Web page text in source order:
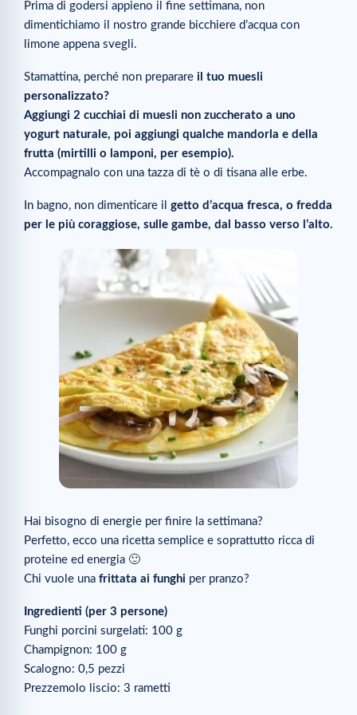
Prima di godersi appieno il fine settimana, non
dimentichiamo il nostro grande bicchiere d’acqua con
limone appena svegli.
Stamattina, perché non preparare il tuo muesli
personalizzato?
Aggiungi 2 cucchiai di muesli non zuccherato a uno
yogurt naturale, poi aggiungi qualche mandorla e della
frutta (mirtilli o lamponi, per esempio).
Accompagnalo con una tazza di tè o di tisana alle erbe.
In bagno, non dimenticare il getto d’acqua fresca, o fredda
per le più coraggiose, sulle gambe, dal basso verso l’alto.
Hai bisogno di energie per finire la settimana?
Perfetto, ecco una ricetta semplice e soprattutto ricca di
proteine ed energia 🙂
Chi vuole una frittata ai funghi per pranzo?
Ingredienti (per 3 persone)
Funghi porcini surgelati: 100 g
Champignon: 100 g
Scalogno: 0,5 pezzi
Prezzemolo liscio: 3 rametti